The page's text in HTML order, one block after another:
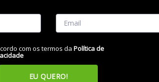
47826
e Entregue por:Miranda
com os termos da Política de
EU QUERO!